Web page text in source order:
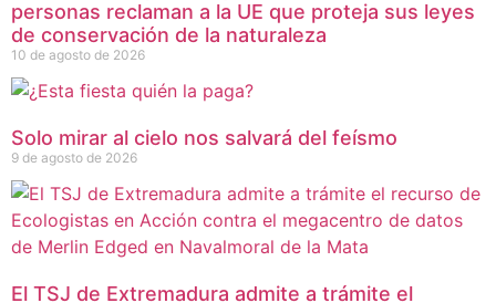
personas reclaman a la UE que proteja sus leyes
de conservación de la naturaleza
10 de agosto de 2026
Solo mirar al cielo nos salvará del feísmo
9 de agosto de 2026
El TSJ de Extremadura admite a trámite el